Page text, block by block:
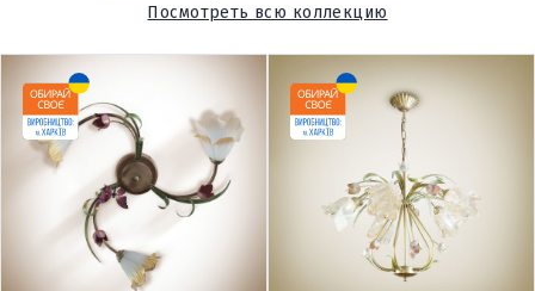
Посмотреть всю коллекцию